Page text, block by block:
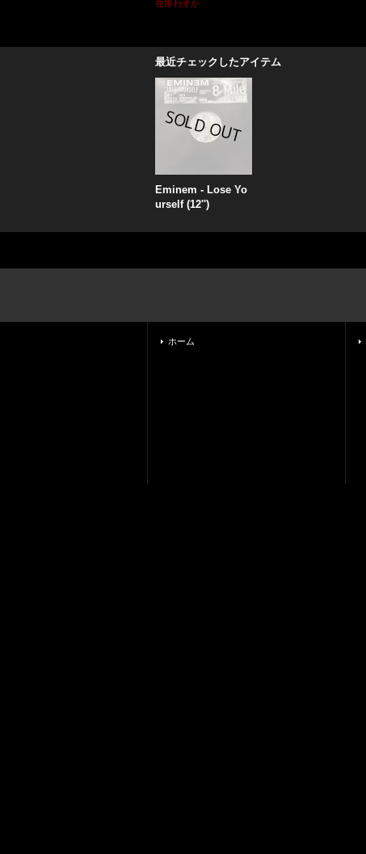
在庫わずか
最近チェックしたアイテム
Eminem - Lose Yo
urself (12'')
ホーム